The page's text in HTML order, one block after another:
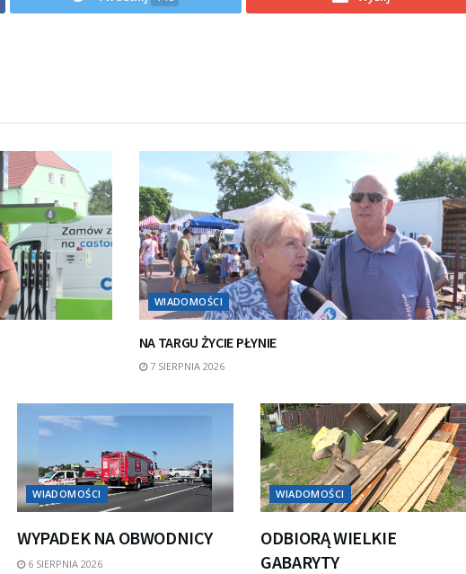
WIADOMOŚCI
NA TARGU ŻYCIE PŁYNIE
7 SIERPNIA 2026
WIADOMOŚCI
WYPADEK NA OBWODNICY
6 SIERPNIA 2026
WIADOMOŚCI
ODBIORĄ WIELKIE
GABARYTY